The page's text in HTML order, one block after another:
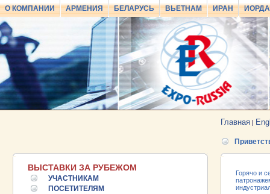
О КОМПАНИИ АРМЕНИЯ БЕЛАРУСЬ ВЬЕТНАМ ИРАН
Главная |
ВЫСТАВКИ ЗА РУБЕЖОМ
УЧАСТНИКАМ
ПОСЕТИТЕЛЯМ
Горячо и